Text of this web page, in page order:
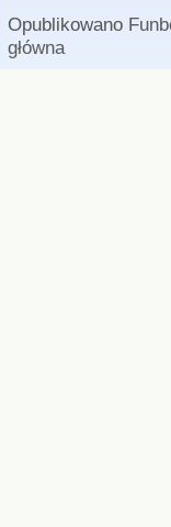
Opublikowano
główna